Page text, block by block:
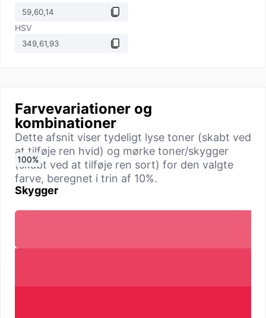
HSV
Farvevariationer og
kombinationer
Dette afsnit viser tydeligt lyse toner (skabt ved
at tilføje ren hvid) og mørke toner/skygger
(skabt ved at tilføje ren sort) for den valgte
farve, beregnet i trin af 10%.
Skygger
0%
10%
20%
30%
40%
50%
60%
70%
80%
90%
100%